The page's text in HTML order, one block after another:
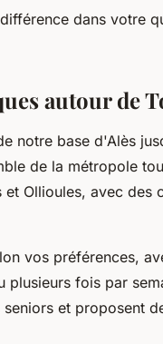
dans votre
autour de
notre base d'Alès
de la métropole
Ollioules, avec des
vos préférences,
plusieurs fois par
et proposent